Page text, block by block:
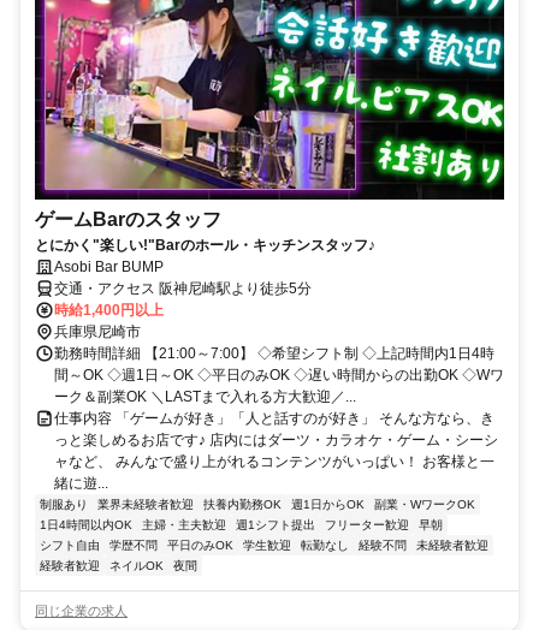
ゲームBarのスタッフ
とにかく"楽しい!"Barのホール・キッチンスタッフ♪
Asobi Bar BUMP
交通・アクセス 阪神尼崎駅より徒歩5分
時給1,400円以上
兵庫県尼崎市
勤務時間詳細 【21:00～7:00】 ◇希望シフト制 ◇上記時間内1日4時
間～OK ◇週1日～OK ◇平日のみOK ◇遅い時間からの出勤OK ◇Wワ
ーク＆副業OK ＼LASTまで入れる方大歓迎／...
仕事内容 「ゲームが好き」「人と話すのが好き」 そんな方なら、き
っと楽しめるお店です♪ 店内にはダーツ・カラオケ・ゲーム・シーシ
ャなど、 みんなで盛り上がれるコンテンツがいっぱい！ お客様と一
緒に遊...
制服あり 業界未経験者歓迎 扶養内勤務OK 週1日からOK
副業・WワークOK
1日4時間以内OK
主婦・主夫歓迎 週1シフト提出 フリーター歓迎
早朝
シフト自由
学歴不問 平日のみOK 学生歓迎 転勤なし 経験不問
未経験者歓迎
経験者歓迎
ネイルOK 夜間
同じ企業の求人